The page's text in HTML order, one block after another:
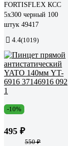
FORTISFLEX КСС
5х300 черный 100
штук 49417
4.4(1019)
-10%
495 ₽
550 ₽